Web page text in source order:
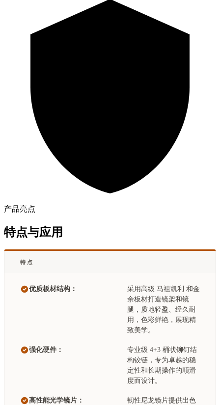
产品亮点
特点与应用
特点
优质板材结构：
采用高级 马祖凯利 和金
余板材打造镜架和镜
腿，质地轻盈、经久耐
用，色彩鲜艳，展现精
致美学。
强化硬件：
专业级 4+3 桶状铆钉结
构铰链，专为卓越的稳
定性和长期操作的顺滑
度而设计。
高性能光学镜片：
韧性尼龙镜片提供出色